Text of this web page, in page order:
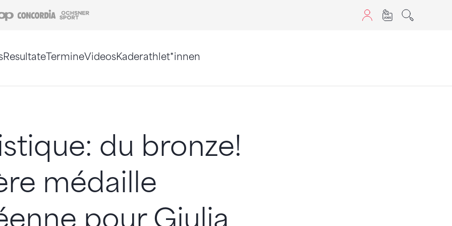
Coop Concordia
ResultateTermineVideosKaderathlet*innen
du bronze!
médaille
pour Giulia